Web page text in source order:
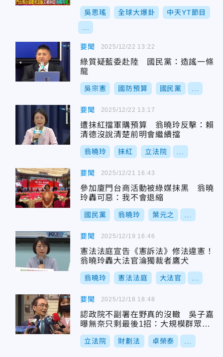
陸！
吳思瑤 全球大爆卦 中天YT節目
要聞
綠質疑藍委赴陸 國民黨：造謠一條
龍
吳宗憲 國防預算 國民黨
2025/12/22 13:22
要聞
遭抹紅擋軍購預算 翁曉玲反擊：賴
清德沒說清楚前明會繼續擋
翁曉玲 抹紅 立法院
2025/12/22 13:17
要聞
參加廈門台商活動被綠媒抹黑 翁曉
玲轟可惡：我不會退縮
國民黨 翁曉玲 葉元之
2025/12/21 16:43
要聞
憲法法庭宣告《憲訴法》修法違憲！
翁曉玲轟大法官淪獨裁者鷹犬
翁曉玲 憲法法庭 大法官
2025/12/19 16:46
要聞
認政院不副署在野真的沒轍 吳子嘉
曝無奈只剩最後1招：大規模群眾運
動
立法院 財劃法 卓榮泰
2025/12/18 18:48